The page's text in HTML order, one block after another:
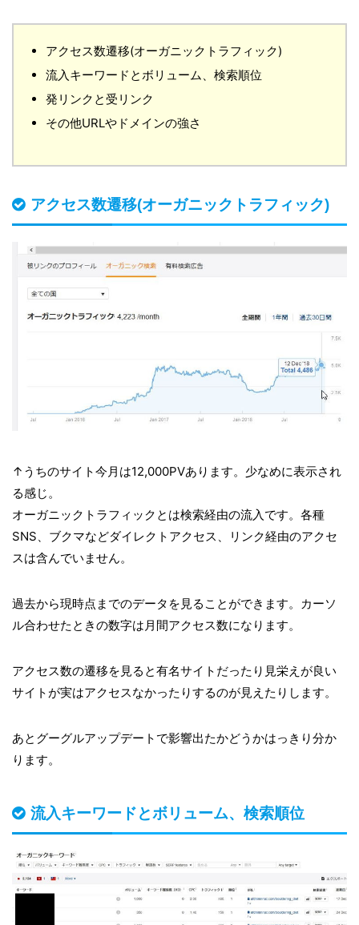
アクセス数遷移(オーガニックトラフィック)
流入キーワードとボリューム、検索順位
発リンクと受リンク
その他URLやドメインの強さ
アクセス数遷移(オーガニックトラフィック)
↑うちのサイト今月は12,000PVあります。少なめに表示され
る感じ。
オーガニックトラフィックとは検索経由の流入です。各種
SNS、ブクマなどダイレクトアクセス、リンク経由のアクセ
スは含んでいません。
過去から現時点までのデータを見ることができます。カーソ
ル合わせたときの数字は月間アクセス数になります。
アクセス数の遷移を見ると有名サイトだったり見栄えが良い
サイトが実はアクセスなかったりするのが見えたりします。
あとグーグルアップデートで影響出たかどうかはっきり分か
ります。
流入キーワードとボリューム、検索順位